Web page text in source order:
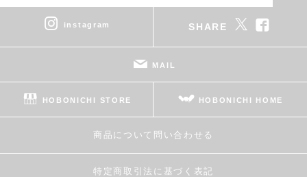
instagram SHARE
MAIL
HOBONICHI STORE HOBONICHI HOME
商品について問い合わせる
特定商取引法に基づく表記